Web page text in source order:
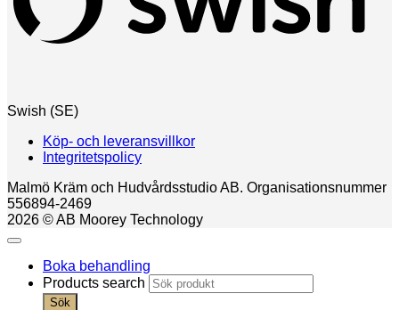
Swish (SE)
Köp- och leveransvillkor
Integritetspolicy
Malmö Kräm och Hudvårdsstudio AB. Organisationsnummer
556894-2469
2026 © AB Moorey Technology
Boka behandling
Products search
Sök